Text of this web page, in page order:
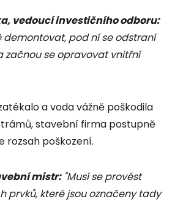
vedoucí investičního odboru:
demontovat, pod ní se odstraní
začnou se opravovat vnitřní
a voda vážně poškodila
stavební firma postupně
rozsah poškození.
mistr:"Musí se provést
prvků, které jsou označeny tady